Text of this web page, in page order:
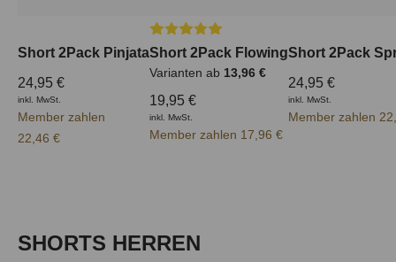
Short 2Pack Pinjata
24,95 €
inkl. MwSt.
Member zahlen
22,46 €
Durchschnittliche Bewertung von 5
Short 2Pack Flowing
Varianten ab 13,96 €
19,95 €
inkl. MwSt.
Member zahlen 17,96 €
Short 2Pack
24,95 €
inkl. MwSt.
Member zahlen
Produktgalerie überspringen
SHORTS HERREN